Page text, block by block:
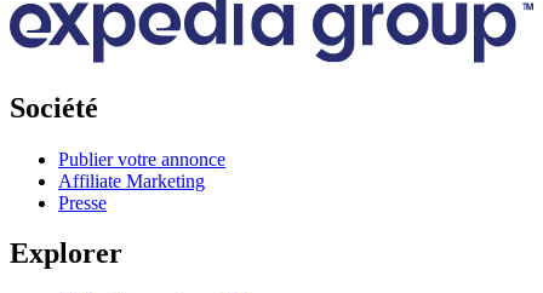
Société
Publier votre annonce
Affiliate Marketing
Presse
Explorer